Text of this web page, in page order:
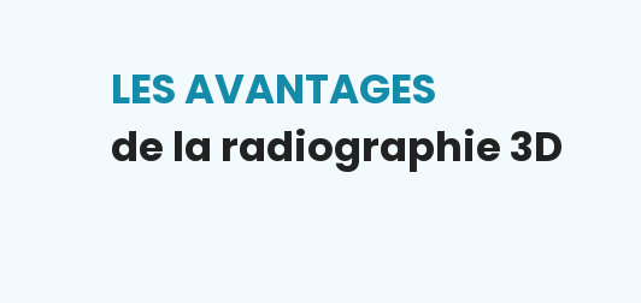
LES AVANTAGES
de la radiographie 3D